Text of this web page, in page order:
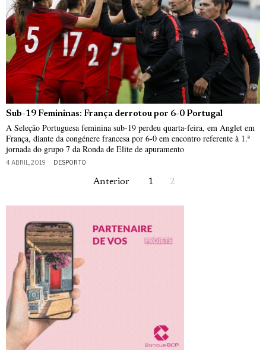
Sub-19 Femininas: França derrotou por 6-0 Portugal
A Seleção Portuguesa feminina sub-19 perdeu quarta-feira, em Anglet em
França, diante da congénere francesa por 6-0 em encontro referente à 1.ª
jornada do grupo 7 da Ronda de Elite de apuramento
4 ABRIL, 2019 DESPORTO
Anterior 1 2